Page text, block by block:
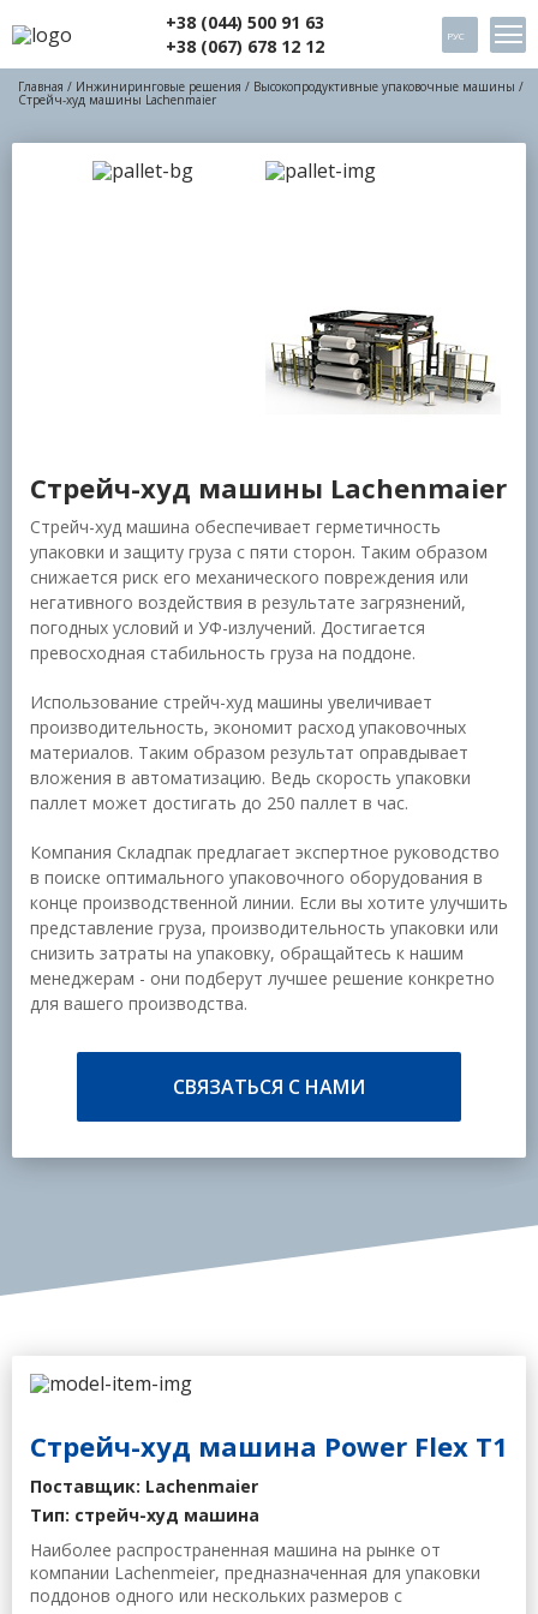
+38 (044) 500 91 63
+38 (067) 678 12 12
РУС
Главная / Инжиниринговые решения / Высокопродуктивные упаковочные машины /
Стрейч-худ машины Lachenmaier
Стрейч-худ машины Lachenmaier
Стрейч-худ машина обеспечивает герметичность
упаковки и защиту груза с пяти сторон. Таким образом
снижается риск его механического повреждения или
негативного воздействия в результате загрязнений,
погодных условий и УФ-излучений. Достигается
превосходная стабильность груза на поддоне.
Использование стрейч-худ машины увеличивает
производительность, экономит расход упаковочных
материалов. Таким образом результат оправдывает
вложения в автоматизацию. Ведь скорость упаковки
паллет может достигать до 250 паллет в час.
Компания Складпак предлагает экспертное руководство
в поиске оптимального упаковочного оборудования в
конце производственной линии. Если вы хотите улучшить
представление груза, производительность упаковки или
снизить затраты на упаковку, обращайтесь к нашим
менеджерам - они подберут лучшее решение конкретно
для вашего производства.
СВЯЗАТЬСЯ С НАМИ
Cтрейч-худ машина Power Flex T1
Поставщик: Lachenmaier
Тип: стрейч-худ машина
Наиболее распространенная машина на рынке от
компании Lachenmeier, предназначенная для упаковки
поддонов одного или нескольких размеров с